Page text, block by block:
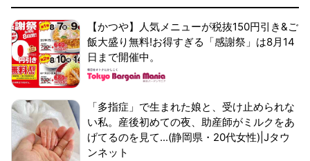
【かつや】人気メニューが税抜150円引き&ご
飯大盛り無料!お得すぎる「感謝祭」は8月14
日まで開催中。
「多指症」で生まれた娘と、受け止められな
い私。産後初めての夜、助産師がミルクをあ
げてるのを見て...(静岡県・20代女性)|Jタウ
ンネット